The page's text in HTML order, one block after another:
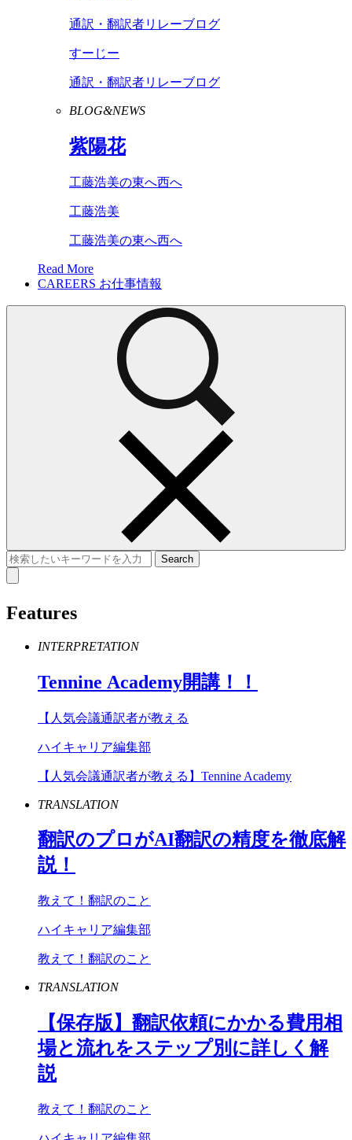
通訳・翻訳者リレーブログ
すーじー
通訳・翻訳者リレーブログ
BLOG&NEWS
紫陽花
工藤浩美の東へ西へ
工藤浩美
工藤浩美の東へ西へ
Read More
CAREERS お仕事情報
Features
INTERPRETATION
Tennine Academy開講！！
【人気会議通訳者が教える
ハイキャリア編集部
【人気会議通訳者が教える】Tennine Academy
TRANSLATION
翻訳のプロがAI翻訳の精度を徹底解
説！
教えて！翻訳のこと
ハイキャリア編集部
教えて！翻訳のこと
TRANSLATION
【保存版】翻訳依頼にかかる費用相
場と流れをステップ別に詳しく解
説
教えて！翻訳のこと